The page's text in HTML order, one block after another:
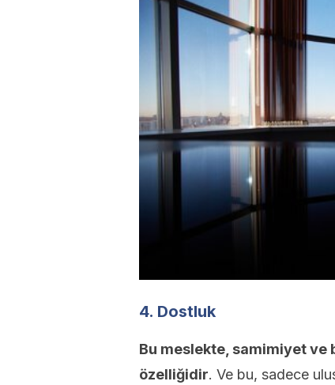
4. Dostluk
Bu meslekte, samimiyet ve
özelliğidir. Ve bu, sadece